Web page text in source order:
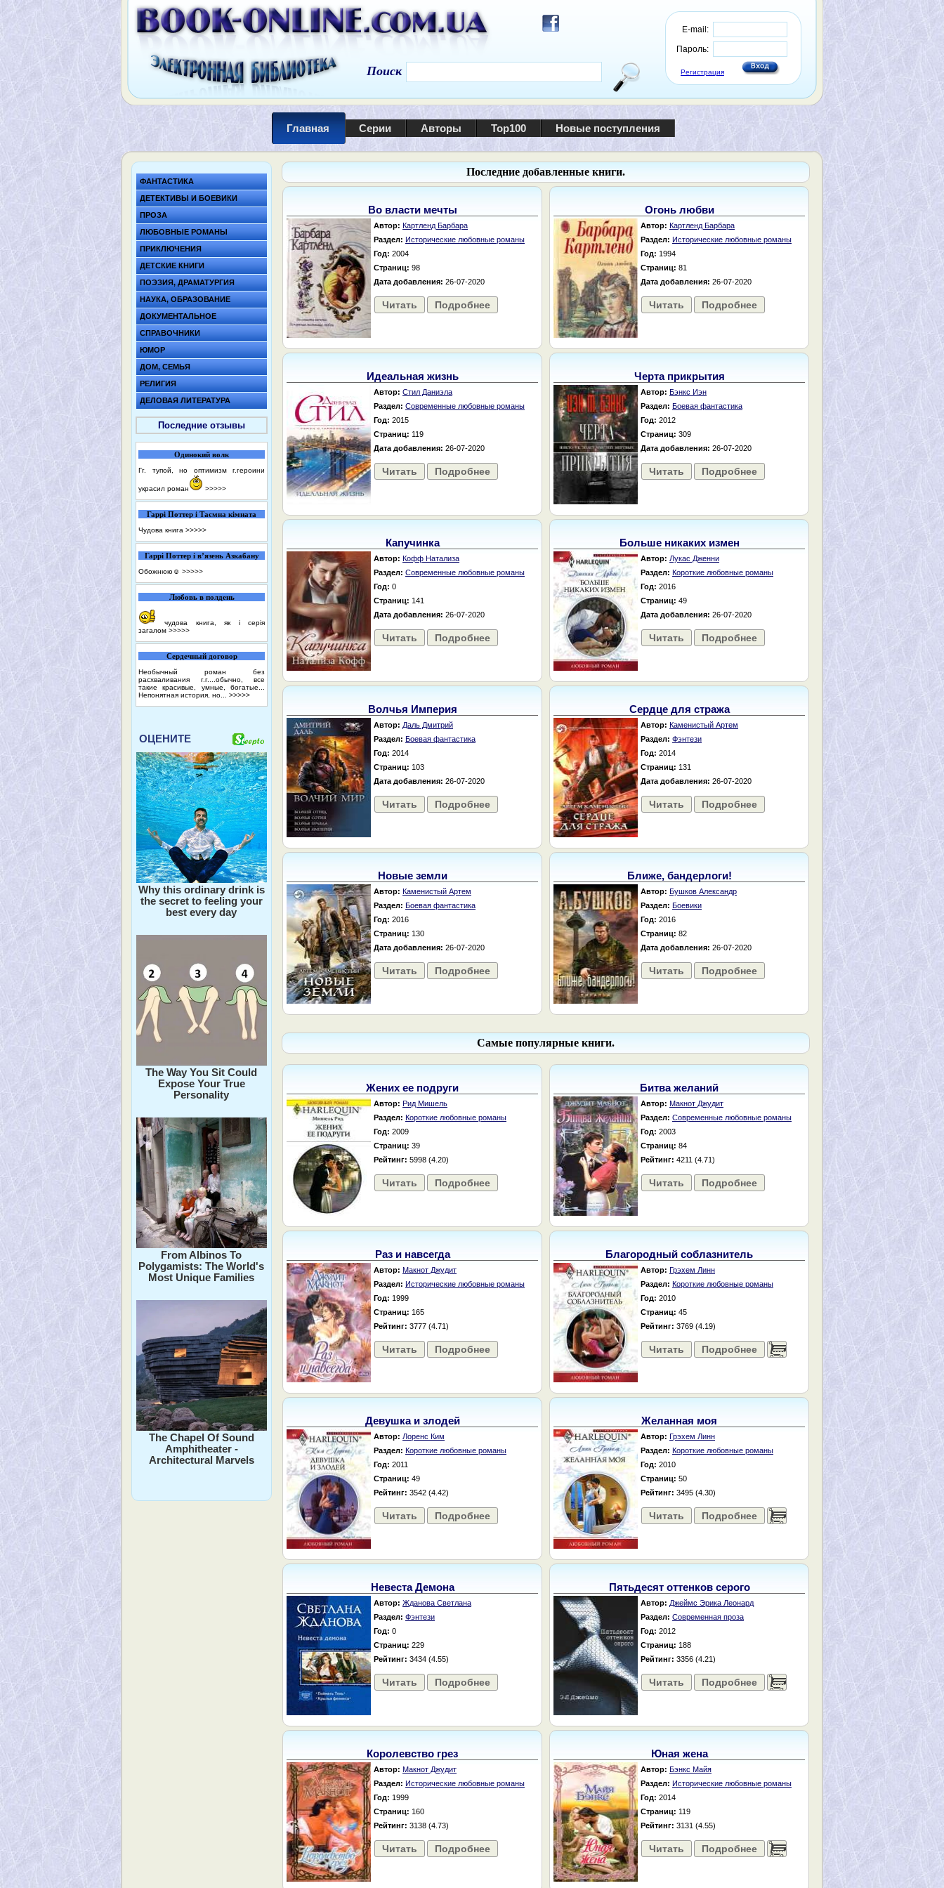
E-mail:
Пароль:
Регистрация
Поиск
Главная Серии Авторы Top100 Новые поступления
ФАНТАСТИКА
ДЕТЕКТИВЫ И БОЕВИКИ
ПРОЗА
ЛЮБОВНЫЕ РОМАНЫ
ПРИКЛЮЧЕНИЯ
ДЕТСКИЕ КНИГИ
ПОЭЗИЯ, ДРАМАТУРГИЯ
НАУКА, ОБРАЗОВАНИЕ
ДОКУМЕНТАЛЬНОЕ
СПРАВОЧНИКИ
ЮМОР
ДОМ, СЕМЬЯ
РЕЛИГИЯ
ДЕЛОВАЯ ЛИТЕРАТУРА
Последние отзывы
Одинокий волк
Гг. тупой, но оптимизм г.героини
украсил роман >>>>>
Гаррі Поттер і Таємна кімната
Чудова книга >>>>>
Гаррі Поттер і в’язень Азкабану
Обожнюю☺️ >>>>>
Любовь в полдень
чудова книга, як і серія
загалом >>>>>
Сердечный договор
Необычный роман без
расхваливания г.г....обычно, все
такие красивые, умные, богатые...
Непонятная история, но... >>>>>
ОЦЕНИТЕ
Why this ordinary drink is
the secret to feeling your
best every day
The Way You Sit Could
Expose Your True
Personality
From Albinos To
Polygamists: The World's
Most Unique Families
The Chapel Of Sound
Amphitheater -
Architectural Marvels
Последние добавленные книги.
Во власти мечты
Автор: Картленд Барбара
Раздел: Исторические любовные романы
Год: 2004
Страниц: 98
Дата добавления: 26-07-2020
Читать Подробнее
Огонь любви
Автор: Картленд Барбара
Раздел: Исторические любовные романы
Год: 1994
Страниц: 81
Дата добавления: 26-07-2020
Читать Подробнее
Идеальная жизнь
Автор: Стил Даниэла
Раздел: Современные любовные романы
Год: 2015
Страниц: 119
Дата добавления: 26-07-2020
Читать Подробнее
Черта прикрытия
Автор: Бэнкс Иэн
Раздел: Боевая фантастика
Год: 2012
Страниц: 309
Дата добавления: 26-07-2020
Читать Подробнее
Капучинка
Автор: Кофф Натализа
Раздел: Современные любовные романы
Год: 0
Страниц: 141
Дата добавления: 26-07-2020
Читать Подробнее
Больше никаких измен
Автор: Лукас Дженни
Раздел: Короткие любовные романы
Год: 2016
Страниц: 49
Дата добавления: 26-07-2020
Читать Подробнее
Волчья Империя
Автор: Даль Дмитрий
Раздел: Боевая фантастика
Год: 2014
Страниц: 103
Дата добавления: 26-07-2020
Читать Подробнее
Сердце для стража
Автор: Каменистый Артем
Раздел: Фэнтези
Год: 2014
Страниц: 131
Дата добавления: 26-07-2020
Читать Подробнее
Новые земли
Автор: Каменистый Артем
Раздел: Боевая фантастика
Год: 2016
Страниц: 130
Дата добавления: 26-07-2020
Читать Подробнее
Ближе, бандерлоги!
Автор: Бушков Александр
Раздел: Боевики
Год: 2016
Страниц: 82
Дата добавления: 26-07-2020
Читать Подробнее
Самые популярные книги.
Жених ее подруги
Автор: Рид Мишель
Раздел: Короткие любовные романы
Год: 2009
Страниц: 39
Рейтинг: 5998 (4.20)
Читать Подробнее
Битва желаний
Автор: Макнот Джудит
Раздел: Современные любовные романы
Год: 2003
Страниц: 84
Рейтинг: 4211 (4.71)
Читать Подробнее
Раз и навсегда
Автор: Макнот Джудит
Раздел: Исторические любовные романы
Год: 1999
Страниц: 165
Рейтинг: 3777 (4.71)
Читать Подробнее
Благородный соблазнитель
Автор: Грэхем Линн
Раздел: Короткие любовные романы
Год: 2010
Страниц: 45
Рейтинг: 3769 (4.19)
Читать Подробнее ......
Девушка и злодей
Автор: Лоренс Ким
Раздел: Короткие любовные романы
Год: 2011
Страниц: 49
Рейтинг: 3542 (4.42)
Читать Подробнее
Желанная моя
Автор: Грэхем Линн
Раздел: Короткие любовные романы
Год: 2010
Страниц: 50
Рейтинг: 3495 (4.30)
Читать Подробнее ......
Невеста Демона
Автор: Жданова Светлана
Раздел: Фэнтези
Год: 0
Страниц: 229
Рейтинг: 3434 (4.55)
Читать Подробнее
Пятьдесят оттенков серого
Автор: Джеймс Эрика Леонард
Раздел: Современная проза
Год: 2012
Страниц: 188
Рейтинг: 3356 (4.21)
Читать Подробнее ......
Королевство грез
Автор: Макнот Джудит
Раздел: Исторические любовные романы
Год: 1999
Страниц: 160
Рейтинг: 3138 (4.73)
Читать Подробнее
Юная жена
Автор: Бэнкс Майя
Раздел: Исторические любовные романы
Год: 2014
Страниц: 119
Рейтинг: 3131 (4.55)
Читать Подробнее ......